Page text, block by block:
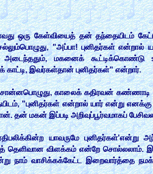
ஒரு கேள்வியைத் தன் தந்தையிடம்
செல்லும்பொழுது, "அப்பா! புனிதர்கள்
அடைந்ததும், மகனைக் கூட்டிக்கொண்டு
காட்டி, இவர்கள்தான் புனிதர்கள்" என்றார்.
காலைக் கதிரவன் கண்ணாடி
"புனிதர்கள் என்றால் யார் என்று எனக்கு
தன் மகன் இப்படி அறிவுப்பூர்வமாகப்
யாவருமே
தெளிவான விளக்கம் என்றே சொல்லலாம்.
நாம் வாசிக்கக்கேட்ட இறைவார்த்தை